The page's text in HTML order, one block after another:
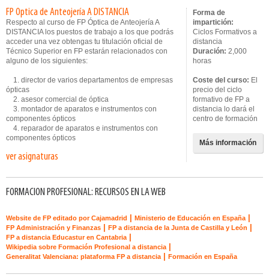
FP Optica de Anteojería A DISTANCIA
Respecto al curso de FP Óptica de Anteojería A
DISTANCIA los puestos de trabajo a los que podrás
acceder una vez obtengas tu titulación oficial de
Técnico Superior en FP estarán relacionados con
alguno de los siguientes:
1. director de varios departamentos de empresas
ópticas
2. asesor comercial de óptica
3. montador de aparatos e instrumentos con
componentes ópticos
4. reparador de aparatos e instrumentos con
componentes ópticos
ver asignaturas
Forma de
impartición:
Ciclos Formativos a
distancia
Duración: 2,000
horas
Coste del curso: El
precio del ciclo
formativo de FP a
distancia lo dará el
centro de formación
Más información
FORMACION PROFESIONAL: RECURSOS EN LA WEB
Website de FP editado por Cajamadrid Ministerio de Educación en España
FP Administración y Finanzas FP a distancia de la Junta de Castilla y León
FP a distancia Educastur en Cantabria
Wikipedia sobre Formación Profesional a distancia
Generalitat Valenciana: plataforma FP a distancia Formación en España